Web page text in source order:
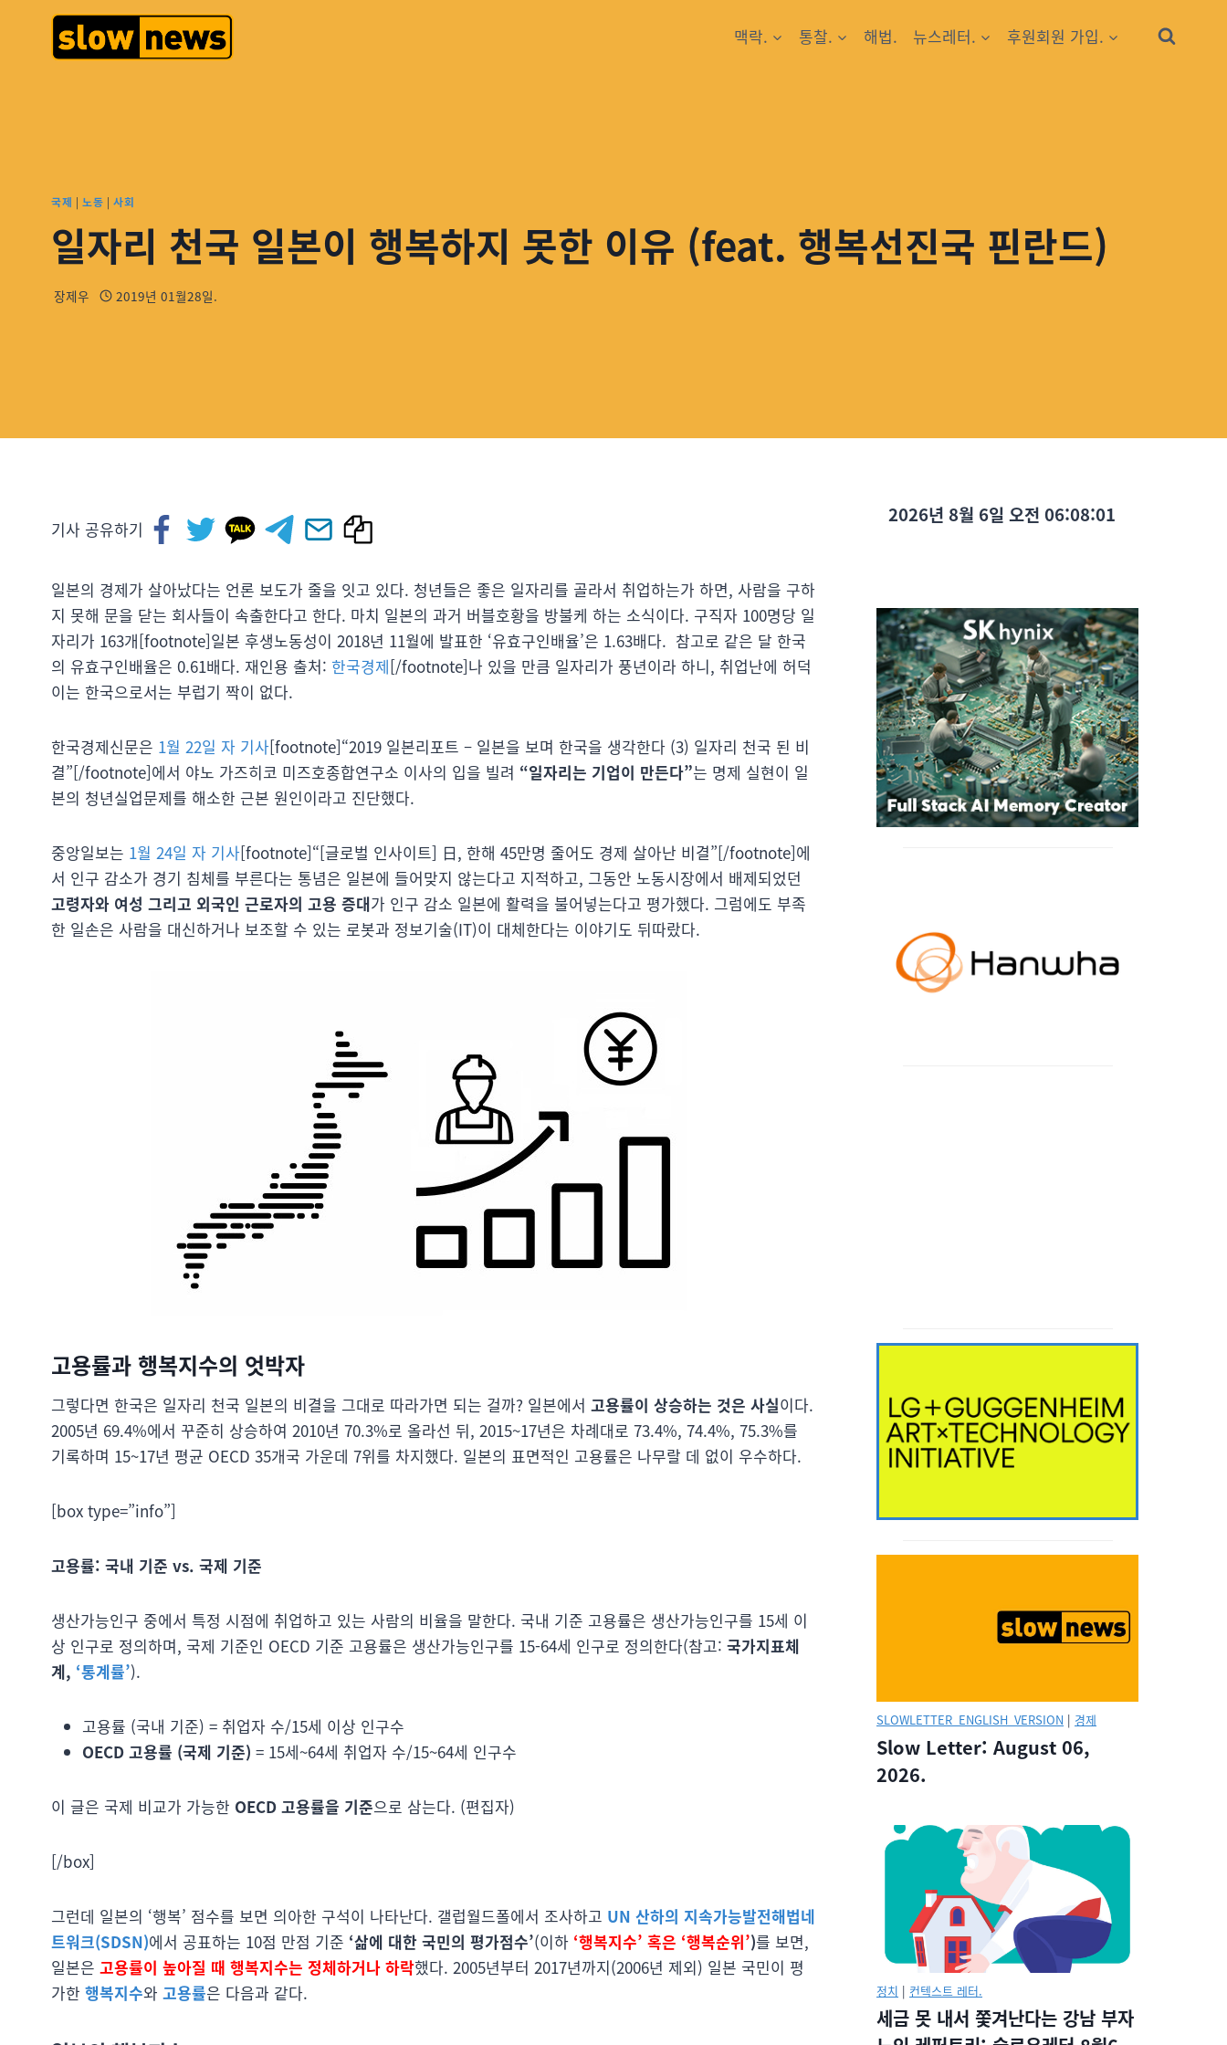
맥락. 통찰. 해법. 뉴스레터. 후원회원 가입.
국제 | 노동 | 사회
일자리 천국 일본이 행복하지 못한 이유 (feat. 행복선진국 핀란드)
장제우 2019년 01월28일.
기사 공유하기
일본의 경제가 살아났다는 언론 보도가 줄을 잇고 있다. 청년들은 좋은 일자리를 골라서 취업하는가 하면, 사람을 구하
지 못해 문을 닫는 회사들이 속출한다고 한다. 마치 일본의 과거 버블호황을 방불케 하는 소식이다. 구직자 100명당 일
자리가 163개[footnote]일본 후생노동성이 2018년 11월에 발표한 ‘유효구인배율’은 1.63배다. 참고로 같은 달 한국
의 유효구인배율은 0.61배다. 재인용 출처: 한국경제[/footnote]나 있을 만큼 일자리가 풍년이라 하니, 취업난에 허덕
이는 한국으로서는 부럽기 짝이 없다.
한국경제신문은 1월 22일 자 기사[footnote]“2019 일본리포트 – 일본을 보며 한국을 생각한다 (3) 일자리 천국 된 비
결”[/footnote]에서 야노 가즈히코 미즈호종합연구소 이사의 입을 빌려 “일자리는 기업이 만든다”는 명제 실현이 일
본의 청년실업문제를 해소한 근본 원인이라고 진단했다.
중앙일보는 1월 24일 자 기사[footnote]“[글로벌 인사이트] 日, 한해 45만명 줄어도 경제 살아난 비결”[/footnote]에
서 인구 감소가 경기 침체를 부른다는 통념은 일본에 들어맞지 않는다고 지적하고, 그동안 노동시장에서 배제되었던
고령자와 여성 그리고 외국인 근로자의 고용 증대가 인구 감소 일본에 활력을 불어넣는다고 평가했다. 그럼에도 부족
한 일손은 사람을 대신하거나 보조할 수 있는 로봇과 정보기술(IT)이 대체한다는 이야기도 뒤따랐다.
고용률과 행복지수의 엇박자
그렇다면 한국은 일자리 천국 일본의 비결을 그대로 따라가면 되는 걸까? 일본에서 고용률이 상승하는 것은 사실이다.
2005년 69.4%에서 꾸준히 상승하여 2010년 70.3%로 올라선 뒤, 2015~17년은 차례대로 73.4%, 74.4%, 75.3%를
기록하며 15~17년 평균 OECD 35개국 가운데 7위를 차지했다. 일본의 표면적인 고용률은 나무랄 데 없이 우수하다.
[box type=”info”]
고용률: 국내 기준 vs. 국제 기준
생산가능인구 중에서 특정 시점에 취업하고 있는 사람의 비율을 말한다. 국내 기준 고용률은 생산가능인구를 15세 이
상 인구로 정의하며, 국제 기준인 OECD 기준 고용률은 생산가능인구를 15-64세 인구로 정의한다(참고: 국가지표체
계, ‘통계률’).
고용률 (국내 기준) = 취업자 수/15세 이상 인구수
OECD 고용률 (국제 기준) = 15세~64세 취업자 수/15~64세 인구수
이 글은 국제 비교가 가능한 OECD 고용률을 기준으로 삼는다. (편집자)
[/box]
그런데 일본의 ‘행복’ 점수를 보면 의아한 구석이 나타난다. 갤럽월드폴에서 조사하고 UN 산하의 지속가능발전해법네
트워크(SDSN)에서 공표하는 10점 만점 기준 ‘삶에 대한 국민의 평가점수’(이하 ‘행복지수’ 혹은 ‘행복순위’)를 보면,
일본은 고용률이 높아질 때 행복지수는 정체하거나 하락했다. 2005년부터 2017년까지(2006년 제외) 일본 국민이 평
가한 행복지수와 고용률은 다음과 같다.
2026년 8월 6일 오전 06:08:02
SLOWLETTER_ENGLISH_VERSION | 경제
Slow Letter: August 06,
2026.
정치 | 컨텍스트 레터.
세금 못 내서 쫓겨난다는 강남 부자